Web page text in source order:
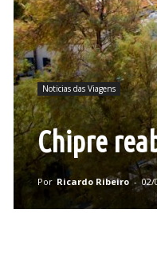
Noticias das Viagens
Chipre
Por Ricardo Ribeiro - 02/